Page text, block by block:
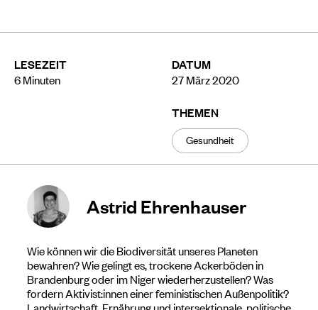
LESEZEIT
6Minuten
DATUM
27 März 2020
THEMEN
Gesundheit
Astrid Ehrenhauser
Wie können wir die Biodiversität unseres Planeten
bewahren? Wie gelingt es, trockene Ackerböden in
Brandenburg oder im Niger wiederherzustellen? Was
fordern Aktivist:innen einer feministischen Außenpolitik?
Landwirtschaft, Ernährung und intersektionale, politische